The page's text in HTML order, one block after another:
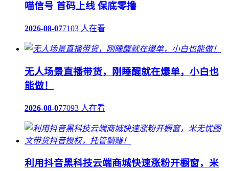
喵信号 首码上线 保底零撸
2026-08-077103 人在看
无人场景直播带货，刚睡醒就在爆单，小白也
能做！
2026-08-077093 人在看
利用抖音黑科技云端商城快速涨粉开橱窗，米